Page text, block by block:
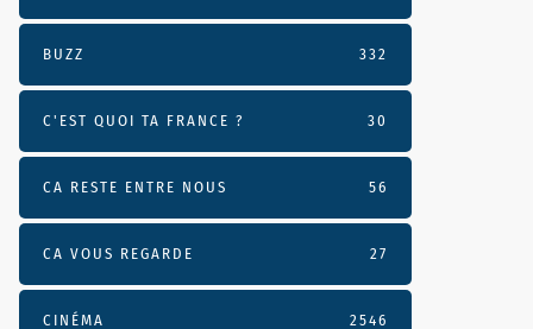
BUZZ 332
C'EST QUOI TA FRANCE ? 30
CA RESTE ENTRE NOUS 56
CA VOUS REGARDE 27
CINÉMA 2546